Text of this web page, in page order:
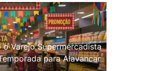
o Varejo Supermercadista
para Alavancar